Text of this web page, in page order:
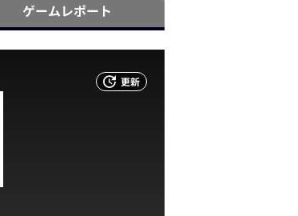
ゲームレポート
更新